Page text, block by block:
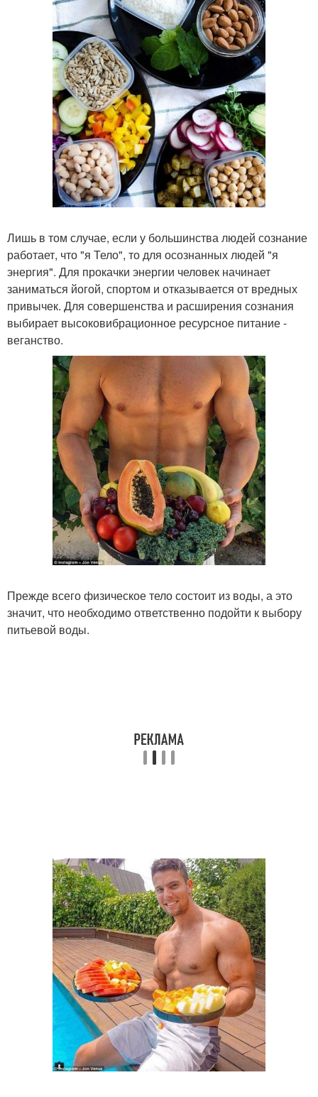
Лишь в том случае, если у большинства людей сознание
работает, что "я Тело", то для осознанных людей "я
энергия". Для прокачки энергии человек начинает
заниматься йогой, спортом и отказывается от вредных
привычек. Для совершенства и расширения сознания
выбирает высоковибрационное ресурсное питание -
веганство.
Прежде всего физическое тело состоит из воды, а это
значит, что необходимо ответственно подойти к выбору
питьевой воды.